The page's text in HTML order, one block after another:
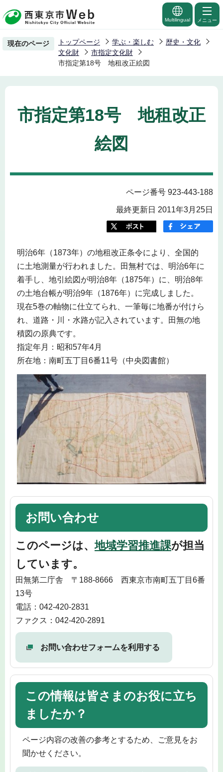
の
ー
の
先
Multilingual メニュー
現在のページ トップページ 学ぶ・楽しむ
歴史・文化
文化財
市指定文化財
市指定第18号 地租改正絵図
市指定第18号 地租改正
絵図
ページ番号 923-443-188
最終更新日 2011年3月25日
明治6年（1873年）の地租改正条令により、全国的
に土地測量が行われました。田無村では、明治6年に
着手し、地引絵図が明治8年（1875年）に、明治8年
の土地台帳が明治9年（1876年）に完成しました。
現在5巻の軸物に仕立てられ、一筆毎に地番が付けら
れ、道路・川・水路が記入されています。田無の地
積図の原典です。
指定年月：昭和57年4月
所在地：南町五丁目6番11号（中央図書館）
お問い合わせ
このページは、地域学習推進課が担当
しています。
田無第二庁舎 〒188-8666 西東京市南町五丁目6番
13号
電話：042-420-2831
ファクス：042-420-2891
お問い合わせフォームを利用する
この情報は皆さまのお役に立ち
ましたか？
ページ内容の改善の参考とするため、ご意見をお
聞かせください。